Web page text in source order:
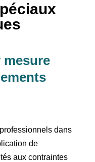
dans
de
aux contraintes